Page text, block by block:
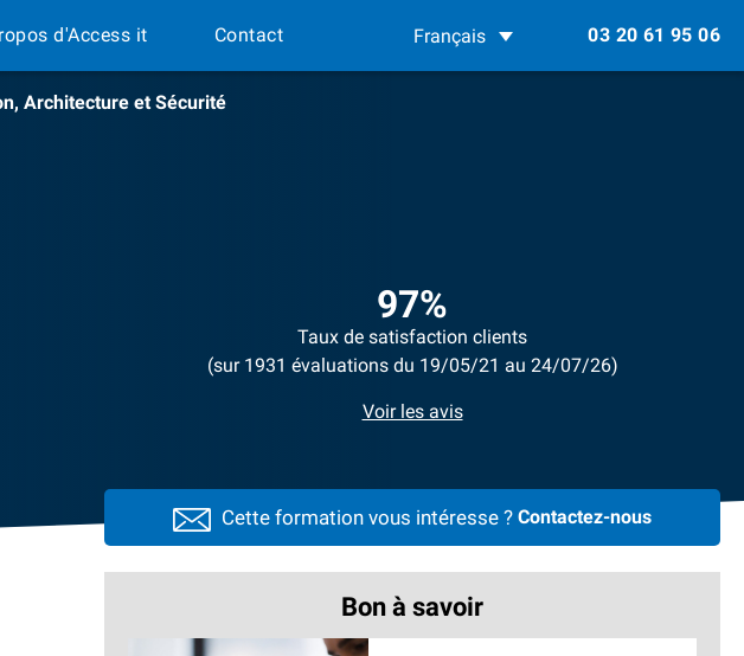
d'Access it Contact 03 20 61 95 06
Français
Architecture et Sécurité
97%
Taux de satisfaction clients
(sur 1931 évaluations du 19/05/21 au 24/07/26)
Voir les avis
Cette formation vous intéresse ? Contactez-nous
Bon à savoir